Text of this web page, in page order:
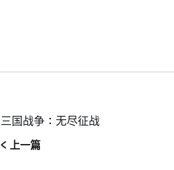
三国战争：无尽征战
< 上一篇